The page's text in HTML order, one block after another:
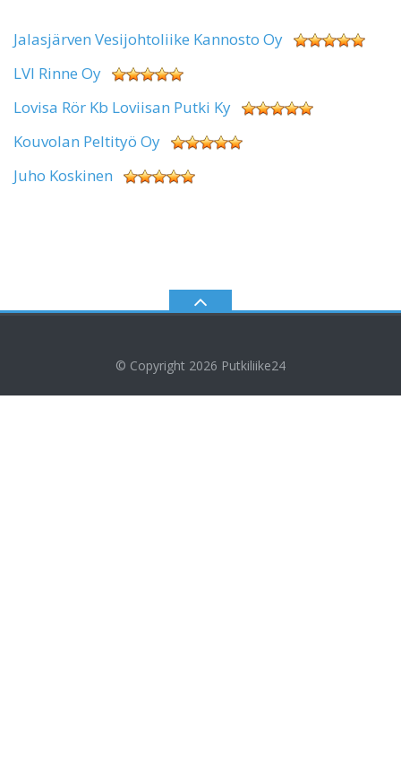
Jalasjärven Vesijohtoliike Kannosto Oy
LVI Rinne Oy
Lovisa Rör Kb Loviisan Putki Ky
Kouvolan Peltityö Oy
Juho Koskinen
© Copyright 2026 Putkiliike24